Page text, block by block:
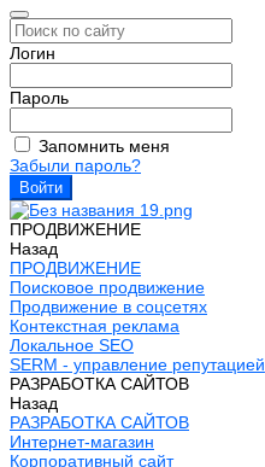
Логин
Пароль
Запомнить меня
Забыли пароль?
ПРОДВИЖЕНИЕ
Назад
ПРОДВИЖЕНИЕ
Поисковое продвижение
Продвижение в соцсетях
Контекстная реклама
Локальное SEO
SERM - управление репутацией
РАЗРАБОТКА САЙТОВ
Назад
РАЗРАБОТКА САЙТОВ
Интернет-магазин
Корпоративный сайт